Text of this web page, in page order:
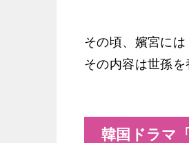
その頃、嬪宮には
その内容は世孫を
韓国ドラマ